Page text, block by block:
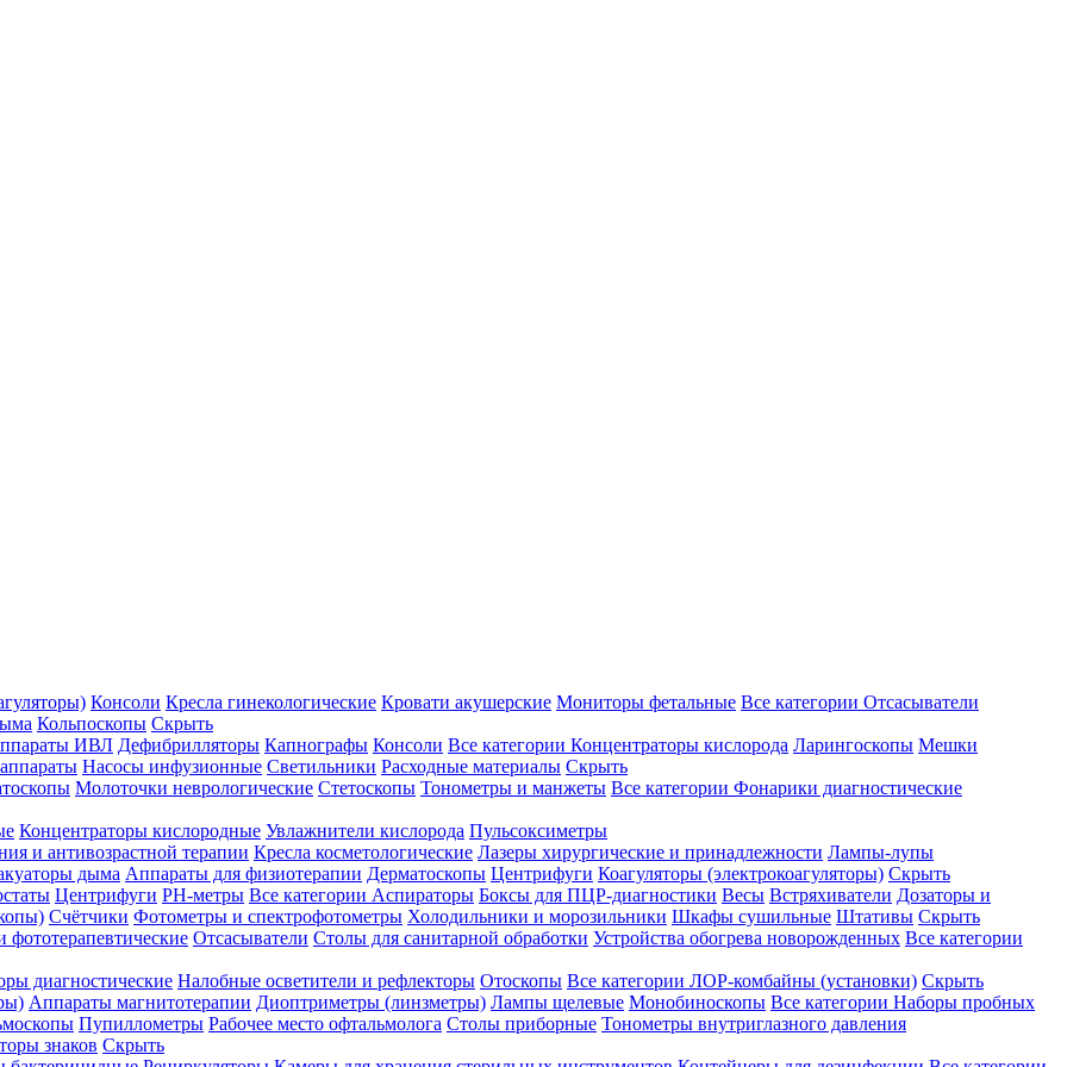
Консоли Кресла гинекологические Кровати акушерские Мониторы фетальные Все категории Отсасыватели
Кольпоскопы Скрыть
ИВЛ Дефибрилляторы Капнографы Консоли Все категории Концентраторы кислорода Ларингоскопы Мешки
Насосы инфузионные Светильники Расходные материалы Скрыть
Молоточки неврологические Стетоскопы Тонометры и манжеты Все категории Фонарики диагностические
Концентраторы кислородные Увлажнители кислорода Пульсоксиметры
и антивозрастной терапии Кресла косметологические Лазеры хирургические и принадлежности Лампы-лупы
дыма Аппараты для физиотерапии Дерматоскопы Центрифуги Коагуляторы (электрокоагуляторы) Скрыть
Центрифуги PH-метры Все категории Аспираторы Боксы для ПЦР-диагностики Весы Встряхиватели Дозаторы и
Счётчики Фотометры и спектрофотометры Холодильники и морозильники Шкафы сушильные Штативы Скрыть
фототерапевтические Отсасыватели Столы для санитарной обработки Устройства обогрева новорожденных Все категории
диагностические Налобные осветители и рефлекторы Отоскопы Все категории ЛОР-комбайны (установки) Скрыть
Аппараты магнитотерапии Диоптриметры (линзметры) Лампы щелевые Монобиноскопы Все категории Наборы пробных
Пупиллометры Рабочее место офтальмолога Столы приборные Тонометры внутриглазного давления
знаков Скрыть